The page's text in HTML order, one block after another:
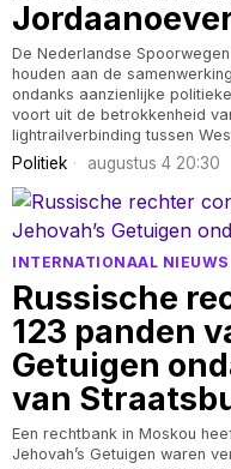
De Nederlandse
houden aan de
ondanks aanzienlijke
voort uit de betrokkenheid
lightrailverbinding tussen
Politiek augustus 4 20:30
INTERNATIONAAL NIEUWS
Russische
123 panden
Getuigen
van
Een rechtbank in Moskou
Jehovah’s Getuigen waren